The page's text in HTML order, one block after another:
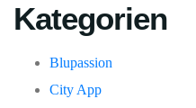
Kategorien
Blupassion
City App